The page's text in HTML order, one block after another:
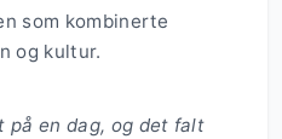
som kombinerte
og kultur.
på en dag, og det falt